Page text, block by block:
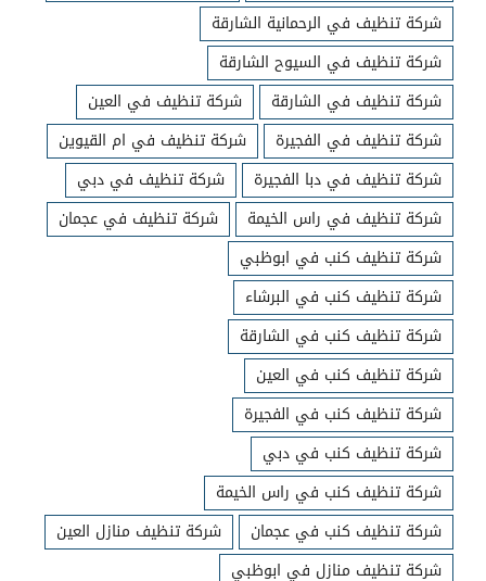
شركة تنظيف في الرحمانية الشارقة
شركة تنظيف في السيوح الشارقة
شركة تنظيف في الشارقة
شركة تنظيف في العين
شركة تنظيف في الفجيرة
شركة تنظيف في ام القيوين
شركة تنظيف في دبا الفجيرة
شركة تنظيف في دبي
شركة تنظيف في راس الخيمة
شركة تنظيف في عجمان
شركة تنظيف كنب في ابوظبي
شركة تنظيف كنب في البرشاء
شركة تنظيف كنب في الشارقة
شركة تنظيف كنب في العين
شركة تنظيف كنب في الفجيرة
شركة تنظيف كنب في دبي
شركة تنظيف كنب في راس الخيمة
شركة تنظيف كنب في عجمان
شركة تنظيف منازل العين
شركة تنظيف منازل في ابوظبي